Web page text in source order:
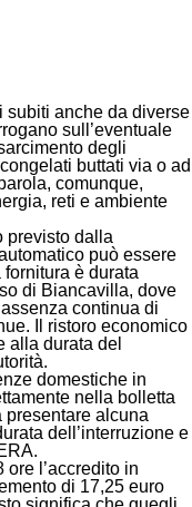
subiti anche da diverse
sull’eventuale
degli
buttati via o ad
comunque,
reti e ambiente
previsto dalla
può essere
è durata
di Biancavilla, dove
continua di
Il ristoro economico
alla durata del
domestiche in
nella bolletta
presentare alcuna
dell’interruzione e
l’accredito in
di 17,25 euro